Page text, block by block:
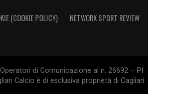
(COOKIE POLICY) NETWORK SPORT REVIEW
di Comunicazione al n. 26692 – PI
Calcio è di esclusiva proprietà di Cagliari